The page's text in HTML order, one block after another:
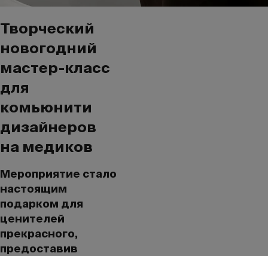
Творческий
новогодний
мастер-класс
для
комьюнити
дизайнеров
на медиков
Мероприятие стало
настоящим
подарком для
ценителей
прекрасного,
предоставив